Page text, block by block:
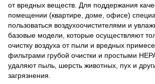
от вредных веществ. Для поддержания
помещении (квартире, доме, офисе)
пользоваться воздухоочистителями и
базовые модели, которые осуществляют
очистку воздуха от пыли и вредных
фильтрами грубой очистки и простыми
удаляют пыль, шерсть животных, пух и
загрязнения.